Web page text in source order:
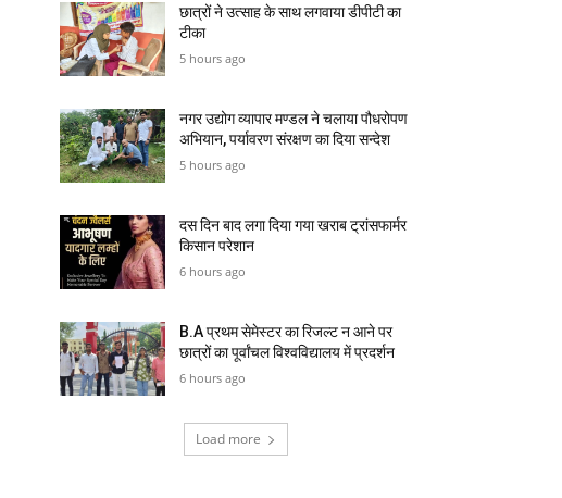
छात्रों ने उत्साह के साथ लगवाया डीपीटी का
टीका
5 hours ago
नगर उद्योग व्यापार मण्डल ने चलाया पौधरोपण
अभियान, पर्यावरण संरक्षण का दिया सन्देश
5 hours ago
दस दिन बाद लगा दिया गया खराब ट्रांसफार्मर
किसान परेशान
6 hours ago
B.A प्रथम सेमेस्टर का रिजल्ट न आने पर
छात्रों का पूर्वांचल विश्वविद्यालय में प्रदर्शन
6 hours ago
Load more